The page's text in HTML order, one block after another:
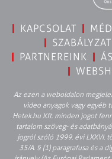
KAPCSOLAT
PARTNEREINK
Az ezen a weboldalon
video anyagok vagy egyéb
Hetek.hu Kft. minden jogot
tartalom szöveg- és
jogról szóló 1999. évi
35/A. § (1) paragrafusa és a